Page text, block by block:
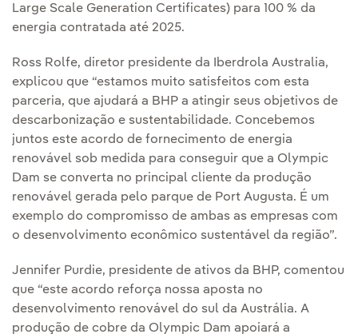
Large Scale Generation Certificates) para 100 % da
energia contratada até 2025.
Ross Rolfe, diretor presidente da Iberdrola Australia,
explicou que “estamos muito satisfeitos com esta
parceria, que ajudará a BHP a atingir seus objetivos de
descarbonização e sustentabilidade. Concebemos
juntos este acordo de fornecimento de energia
renovável sob medida para conseguir que a Olympic
Dam se converta no principal cliente da produção
renovável gerada pelo parque de Port Augusta. É um
exemplo do compromisso de ambas as empresas com
o desenvolvimento econômico sustentável da região”.
Jennifer Purdie, presidente de ativos da BHP, comentou
que “este acordo reforça nossa aposta no
desenvolvimento renovável do sul da Austrália. A
produção de cobre da Olympic Dam apoiará a